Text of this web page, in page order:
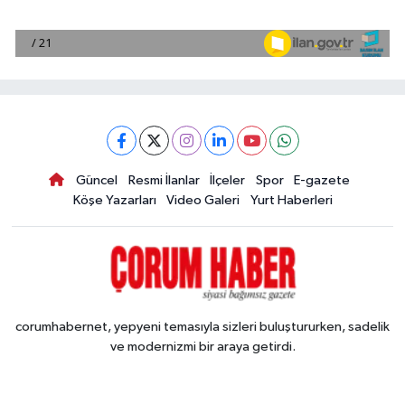
Güncel Resmi İlanlar İlçeler Spor
E-gazete
Köşe Yazarları
Video Galeri Yurt Haberleri
corumhabernet, yepyeni temasıyla sizleri buluştururken, sadelik
ve modernizmi bir araya getirdi.